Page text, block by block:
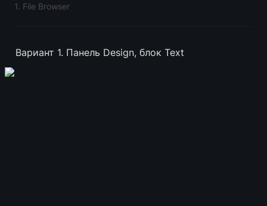
1. File Browser
Вариант 1. Панель Design, блок Text